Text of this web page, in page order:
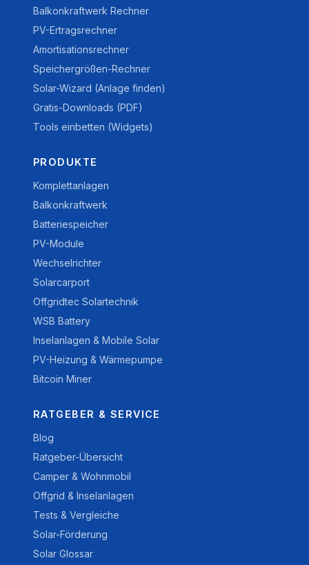
Balkonkraftwerk Rechner
PV-Ertragsrechner
Amortisationsrechner
Speichergrößen-Rechner
Solar-Wizard (Anlage finden)
Gratis-Downloads (PDF)
Tools einbetten (Widgets)
PRODUKTE
Komplettanlagen
Balkonkraftwerk
Batteriespeicher
PV-Module
Wechselrichter
Solarcarport
Offgridtec Solartechnik
WSB Battery
Inselanlagen & Mobile Solar
PV-Heizung & Wärmepumpe
Bitcoin Miner
RATGEBER & SERVICE
Blog
Ratgeber-Übersicht
Camper & Wohnmobil
Offgrid & Inselanlagen
Tests & Vergleiche
Solar-Förderung
Solar Glossar